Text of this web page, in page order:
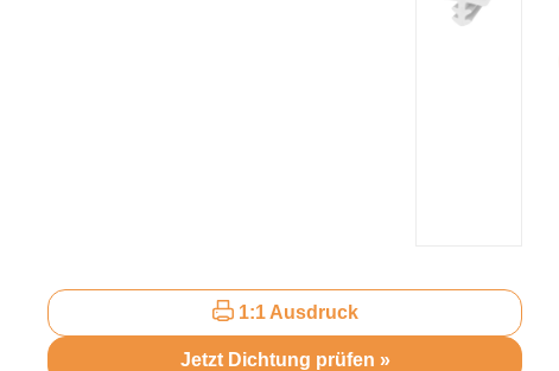
1:1 Ausdruck
Jetzt Dichtung prüfen »